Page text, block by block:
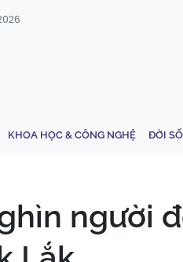
KHOA HỌC & CÔNG NGHỆ ĐỜI
người